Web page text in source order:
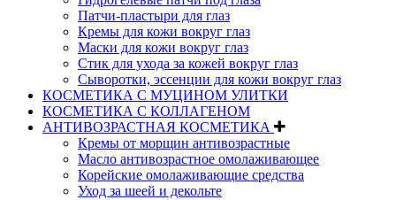
Патчи-пластыри для глаз
Кремы для кожи вокруг глаз
Маски для кожи вокруг глаз
Стик для ухода за кожей вокруг глаз
Сыворотки, эссенции для кожи вокруг глаз
КОСМЕТИКА С МУЦИНОМ УЛИТКИ
КОСМЕТИКА С КОЛЛАГЕНОМ
АНТИВОЗРАСТНАЯ КОСМЕТИКА
Кремы от морщин антивозрастные
Масло антивозрастное омолаживающее
Корейские омолаживающие средства
Уход за шеей и декольте